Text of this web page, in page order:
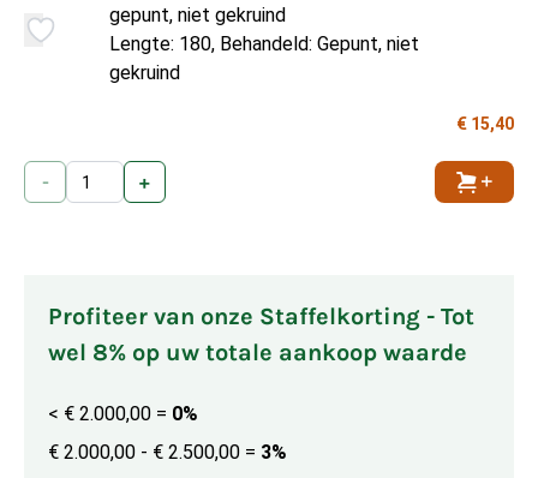
gepunt, niet gekruind
Lengte: 180, Behandeld: Gepunt, niet
gekruind
€ 15,40
- +
Profiteer van onze Staffelkorting - Tot
wel 8% op uw totale aankoop waarde
< € 2.000,00 = 0%
€ 2.000,00 - € 2.500,00 = 3%